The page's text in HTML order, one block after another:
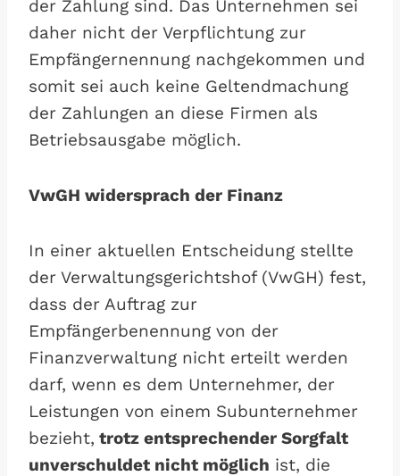
der Zahlung sind. Das Unternehmen sei
daher nicht der Verpflichtung zur
Empfängernennung nachgekommen und
somit sei auch keine Geltendmachung
der Zahlungen an diese Firmen als
Betriebsausgabe möglich.
VwGH widersprach der Finanz
In einer aktuellen Entscheidung stellte
der Verwaltungsgerichtshof (VwGH) fest,
dass der Auftrag zur
Empfängerbenennung von der
Finanzverwaltung nicht erteilt werden
darf, wenn es dem Unternehmer, der
Leistungen von einem Subunternehmer
bezieht, trotz entsprechender Sorgfalt
unverschuldet nicht möglich ist, die